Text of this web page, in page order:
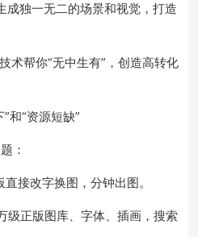
独一无二的场景和视觉，打造
术帮你“无中生有”，创造高转化
和“资源短缺”
：
接改字换图，分钟出图。
级正版图库、字体、插画，搜索